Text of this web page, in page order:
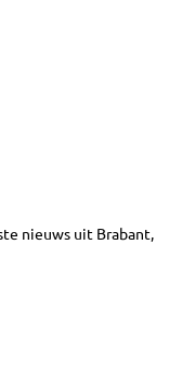
nieuws uit Brabant,